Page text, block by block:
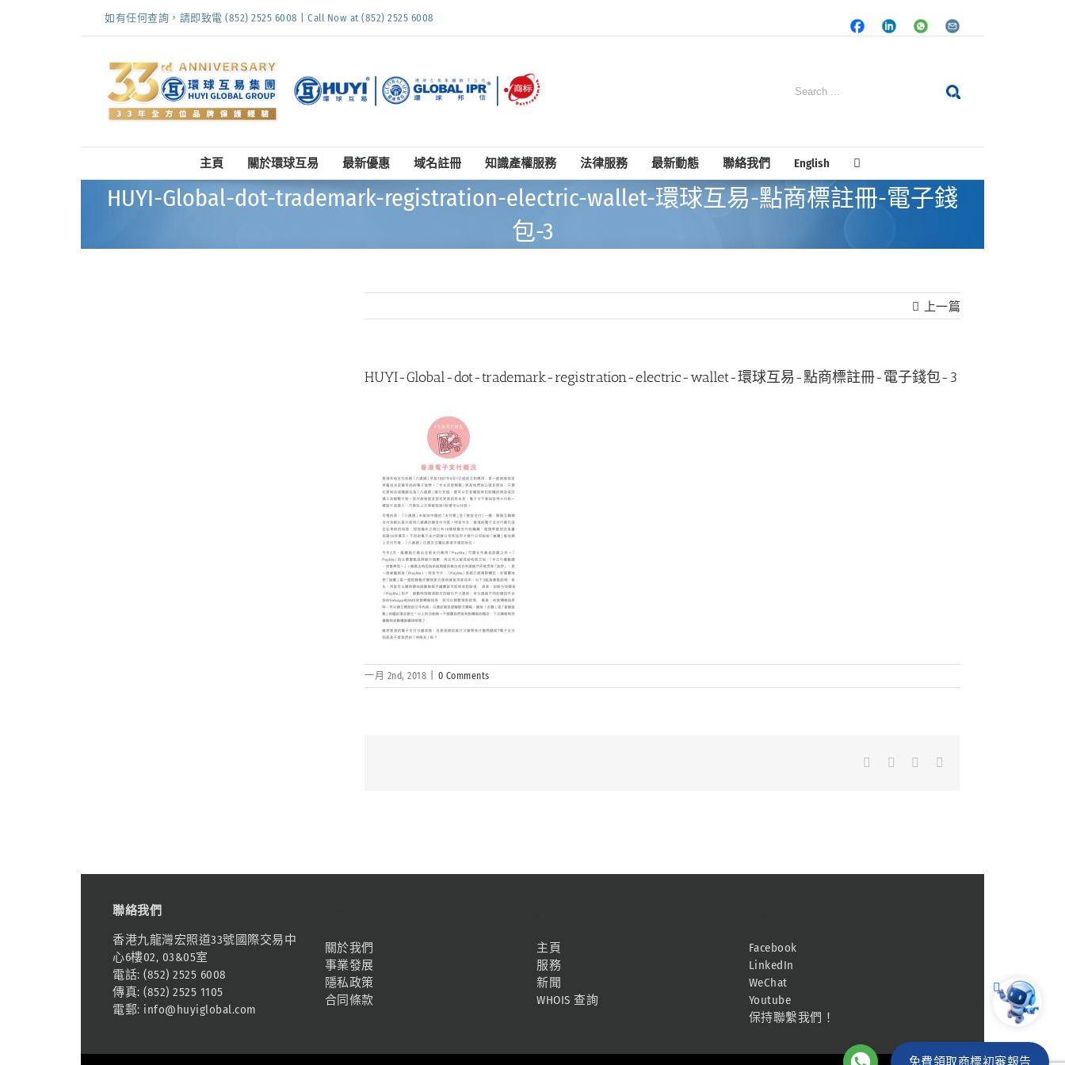
如有任何查詢，請即致電 (852) 2525 6008 | Call Now at (852) 2525 6008
FacebookLinkedInWhatsapp
Email
Search
主頁 關於環球互易 最新優惠 域名註冊 知識產權服務 法律服務 最新動態 聯絡我們 English
HUYI-Global-dot-trademark-registration-electric-wallet-環球互易-點商標註冊-電子錢
包-3
上一篇
HUYI-Global-dot-trademark-registration-electric-wallet-環球互易-點商標註冊-電子錢包-3
一月 2nd, 2018 0 Comments
FacebookLinkedInWhatsapp
聯絡我們
香港九龍灣宏照道33號國際交易中
心6樓02, 03&05室
電話: (852) 2525 6008
傳真: (852) 2525 1105
電郵: info@huyiglobal.com
關於我們
事業發展
隱私政策
合同條款
主頁
服務
新聞
WHOIS 查詢
Facebook
LinkedIn
WeChat
Youtube
保持聯繫我們！
免費領取商標初審報告